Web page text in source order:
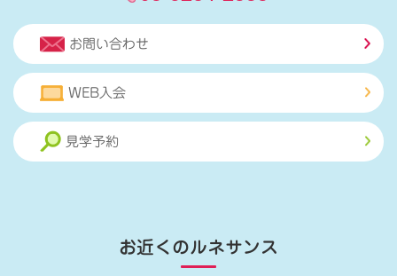
お問い合わせ
WEB入会
見学予約
お近くのルネサンス